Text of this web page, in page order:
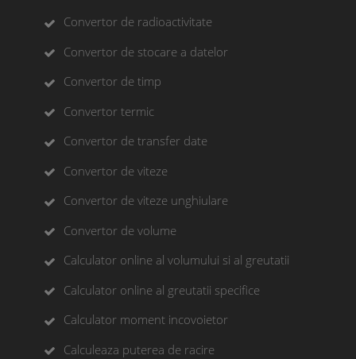
Convertor de radioactivitate
Convertor de stocare a datelor
Convertor de timp
Convertor termic
Convertor de transfer date
Convertor de viteze
Convertor de viteze unghiulare
Convertor de volume
Calculator online al volumului si al greutatii
Calculator online al greutatii specifice
Calculator moment incovoietor
Calculeaza puterea de racire